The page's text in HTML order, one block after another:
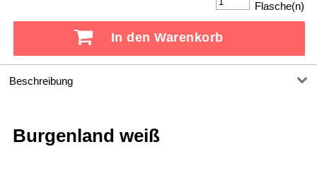
Flasche(n)
In den Warenkorb
Beschreibung
Burgenland weiß